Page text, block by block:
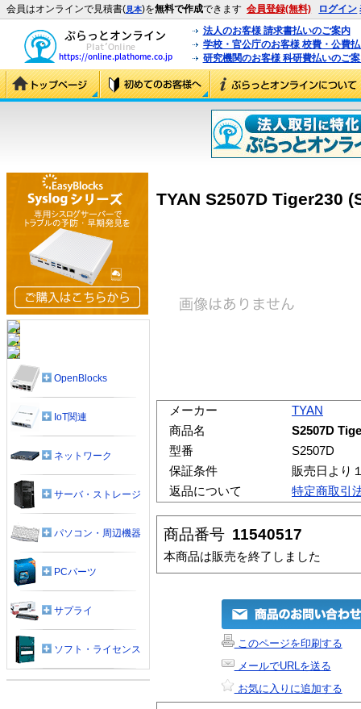
会員はオンラインで見積書(見本)を無料で作成できます 会員登録(無料) ログイン
法人のお客様 請求書払いのご案内
学校・官公庁のお客様 校費・公費
研究機関のお客様 科研費払いのご
TYAN S2507D Tiger230
メーカー
TYAN
商品名
S2507D
型番
S2507D
保証条件
販売日より
返品について
特定商取引
商品番号 11540517
本商品は販売を終了しました
このページを印刷する
メールでURLを送る
お気に入りに追加する
OpenBlocks
IoT関連
ネットワーク
サーバ・ストレージ
パソコン・周辺機器
PCパーツ
サプライ
ソフト・ライセンス